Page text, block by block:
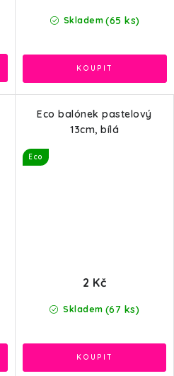
Skladem (65 ks)
Eco balónek pastelový
13cm, bílá
Eco
Skladem (67 ks)
2 Kč